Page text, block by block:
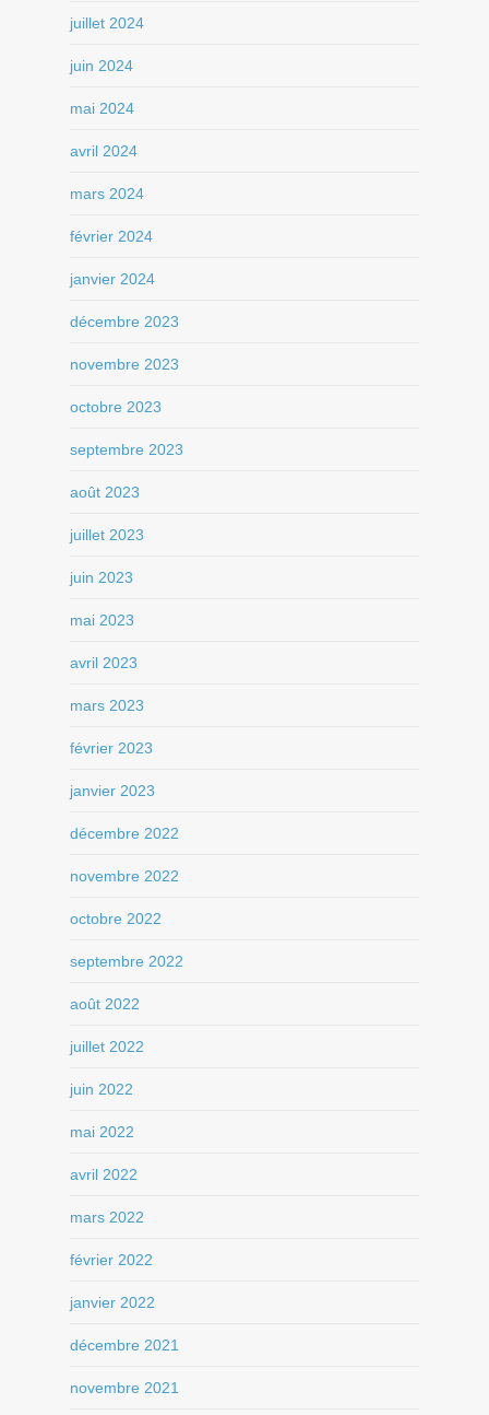
juillet 2024
juin 2024
mai 2024
avril 2024
mars 2024
février 2024
janvier 2024
décembre 2023
novembre 2023
octobre 2023
septembre 2023
août 2023
juillet 2023
juin 2023
mai 2023
avril 2023
mars 2023
février 2023
janvier 2023
décembre 2022
novembre 2022
octobre 2022
septembre 2022
août 2022
juillet 2022
juin 2022
mai 2022
avril 2022
mars 2022
février 2022
janvier 2022
décembre 2021
novembre 2021